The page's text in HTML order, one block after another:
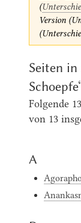
(
Version
Seiten in
Folgende
von 13
A